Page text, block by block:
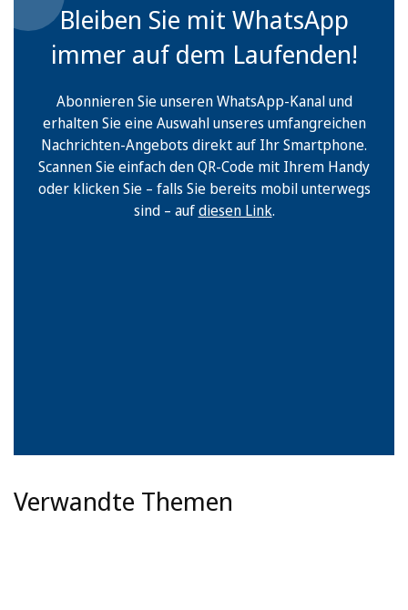
Bleiben Sie mit WhatsApp
immer auf dem Laufenden!
Abonnieren Sie unseren WhatsApp-Kanal und
erhalten Sie eine Auswahl unseres umfangreichen
Nachrichten-Angebots direkt auf Ihr Smartphone.
Scannen Sie einfach den QR-Code mit Ihrem Handy
oder klicken Sie – falls Sie bereits mobil unterwegs
sind – aufdiesen Link.
Verwandte Themen